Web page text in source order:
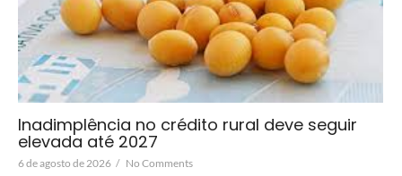
Inadimplência no crédito rural deve seguir
elevada até 2027
6 de agosto de 2026 / No Comments